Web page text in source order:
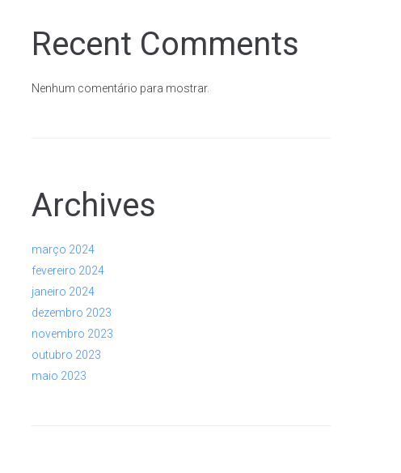
Recent Comments
Nenhum comentário para mostrar.
Archives
março 2024
fevereiro 2024
janeiro 2024
dezembro 2023
novembro 2023
outubro 2023
maio 2023